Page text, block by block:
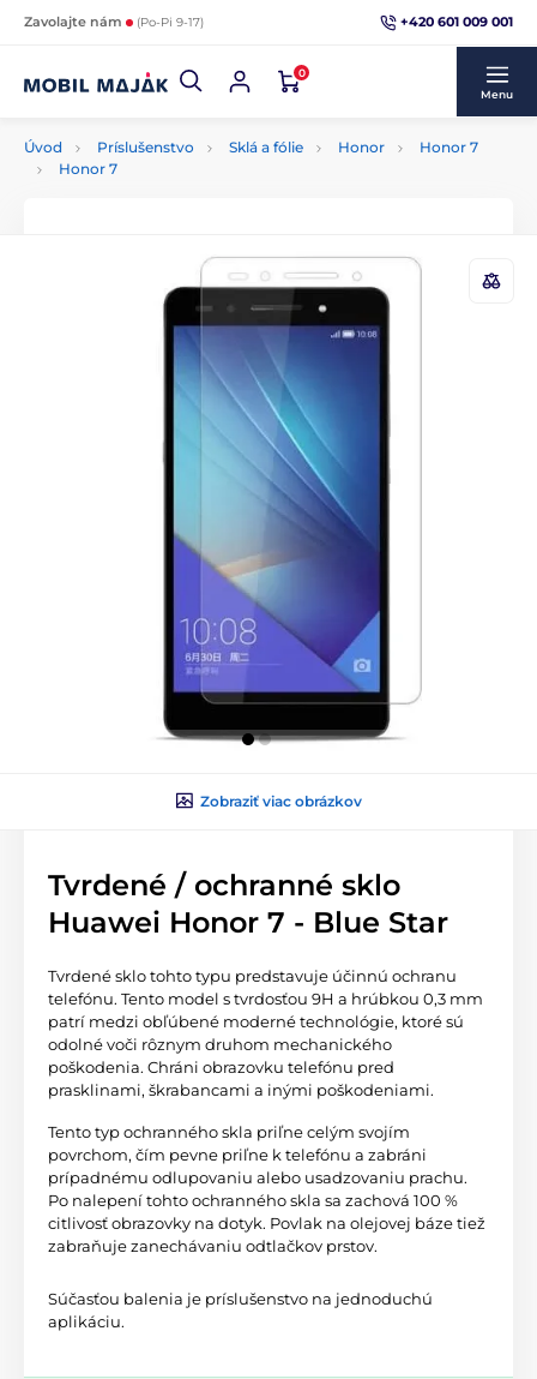
Zavolajte nám (Po-Pi 9-17) +420 601 009 001
0
Menu
Úvod Príslušenstvo Sklá a fólie Honor
Honor 7
Honor 7
Zobraziť viac obrázkov
Tvrdené / ochranné sklo
Huawei Honor 7 - Blue Star
Tvrdené sklo tohto typu predstavuje účinnú ochranu
telefónu. Tento model s tvrdosťou 9H a hrúbkou 0,3 mm
patrí medzi obľúbené moderné technológie, ktoré sú
odolné voči rôznym druhom mechanického
poškodenia. Chráni obrazovku telefónu pred
prasklinami, škrabancami a inými poškodeniami.
Tento typ ochranného skla priľne celým svojím
povrchom, čím pevne priľne k telefónu a zabráni
prípadnému odlupovaniu alebo usadzovaniu prachu.
Po nalepení tohto ochranného skla sa zachová 100 %
citlivosť obrazovky na dotyk. Povlak na olejovej báze tiež
zabraňuje zanechávaniu odtlačkov prstov.
Súčasťou balenia je príslušenstvo na jednoduchú
aplikáciu.